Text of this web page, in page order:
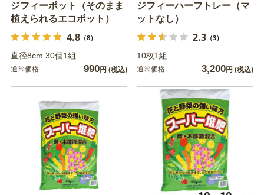
ジフィーポット（そのまま
植えられるエコポット）
4.8（8）
直径8cm 30個1組
通常価格 990円 (税込)
ジフィーハーフトレー（マ
ットなし）
2.3（3）
10枚1組
通常価格 3,200円 (税込)